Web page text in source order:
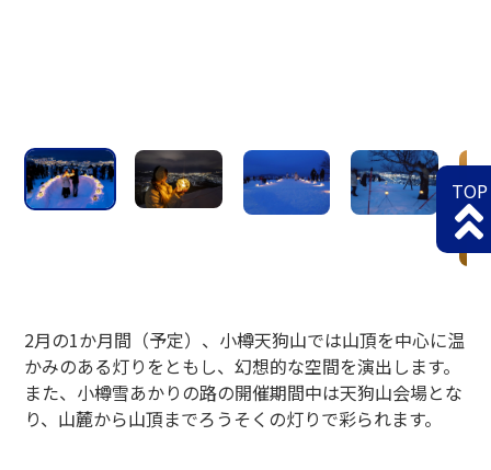
2月の1か月間（予定）、小樽天狗山では山頂を中心に温
かみのある灯りをともし、幻想的な空間を演出します。
また、小樽雪あかりの路の開催期間中は天狗山会場とな
り、山麓から山頂までろうそくの灯りで彩られます。
TOP